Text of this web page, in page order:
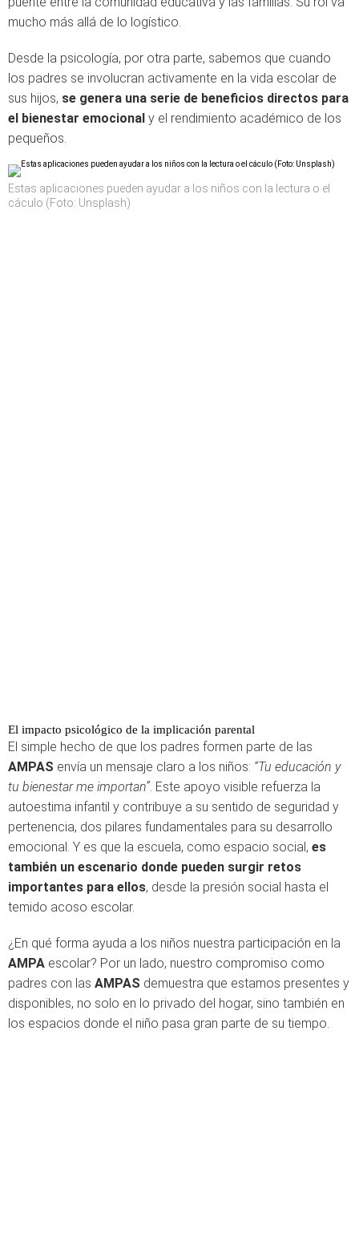
mucho más allá de lo logístico.
Desde la psicología, por otra parte, sabemos que cuando
los padres se involucran activamente en la vida escolar de
sus hijos, se genera una serie de beneficios directos para
el bienestar emocional y el rendimiento académico de los
pequeños.
Estas aplicaciones pueden ayudar a los niños con la lectura o el
cáculo (Foto: Unsplash)
El impacto psicológico de la implicación parental
El simple hecho de que los padres formen parte de las
AMPAS envía un mensaje claro a los niños: “Tu educación y
tu bienestar me importan”. Este apoyo visible refuerza la
autoestima infantil y contribuye a su sentido de seguridad y
pertenencia, dos pilares fundamentales para su desarrollo
emocional. Y es que la escuela, como espacio social, es
también un escenario donde pueden surgir retos
importantes para ellos, desde la presión social hasta el
temido acoso escolar.
¿En qué forma ayuda a los niños nuestra participación en la
AMPA escolar? Por un lado, nuestro compromiso como
padres con las AMPAS demuestra que estamos presentes y
disponibles, no solo en lo privado del hogar, sino también en
los espacios donde el niño pasa gran parte de su tiempo.